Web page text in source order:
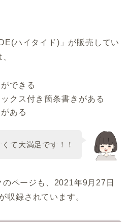
ハイタイド)」が販売してい
できる
クス付き箇条書きがある
ある
て大満足です！！
ページも、2021年9月27日
収録されています。